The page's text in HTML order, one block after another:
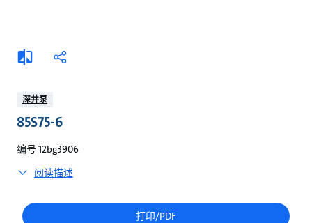
添
加
较
分
深井泵
85S75-6
编号 12bg3906
阅读描述
打印/PDF